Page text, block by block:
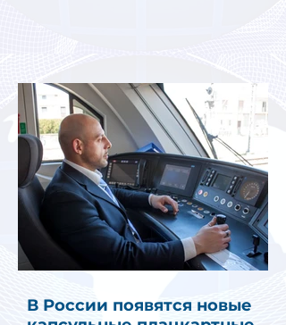
В России появятся новые